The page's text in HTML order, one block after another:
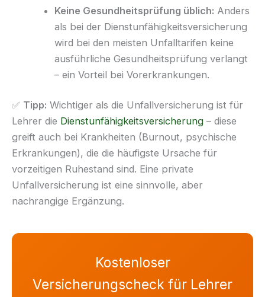
Keine Gesundheitsprüfung üblich: Anders
als bei der Dienstunfähigkeitsversicherung
wird bei den meisten Unfalltarifen keine
ausführliche Gesundheitsprüfung verlangt
– ein Vorteil bei Vorerkrankungen.
✅ Tipp: Wichtiger als die Unfallversicherung ist für
Lehrer die Dienstunfähigkeitsversicherung – diese
greift auch bei Krankheiten (Burnout, psychische
Erkrankungen), die die häufigste Ursache für
vorzeitigen Ruhestand sind. Eine private
Unfallversicherung ist eine sinnvolle, aber
nachrangige Ergänzung.
Kostenloser
Versicherungscheck für Lehrer